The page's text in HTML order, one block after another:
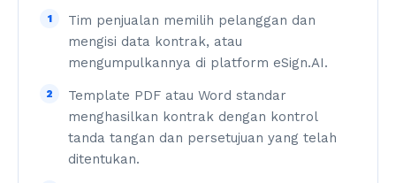
1
Tim penjualan memilih pelanggan dan
mengisi data kontrak, atau
mengumpulkannya di platform eSign.AI.
2
Template PDF atau Word standar
menghasilkan kontrak dengan kontrol
tanda tangan dan persetujuan yang telah
ditentukan.